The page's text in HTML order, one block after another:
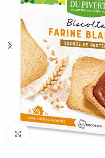
Cliquer pour agrandir